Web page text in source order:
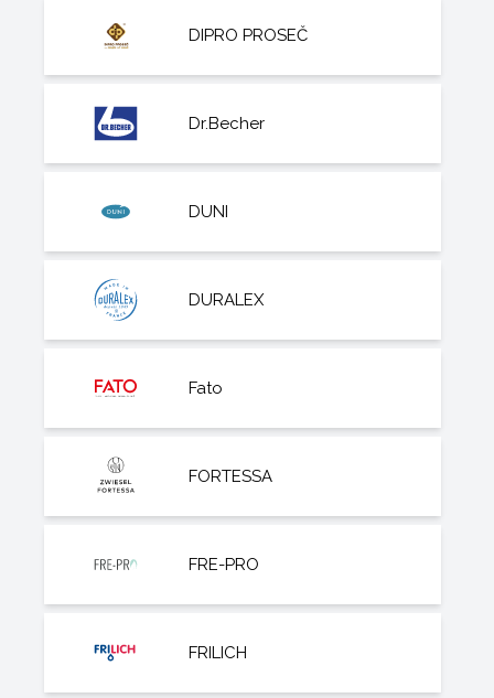
DIPRO PROSEČ
Dr.Becher
DUNI
DURALEX
Fato
FORTESSA
FRE-PRO
FRILICH